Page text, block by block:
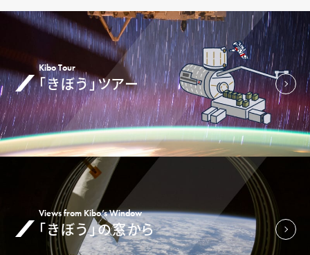
Kibo Tour
「きぼう」ツアー
Views from Kibo’s Window
「きぼう」の窓から